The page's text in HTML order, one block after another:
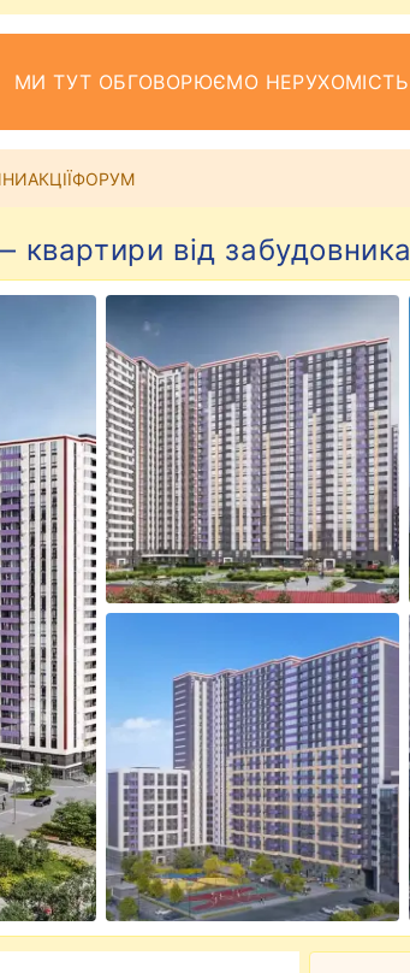
МИ ТУТ ОБГОВОРЮЄМО НЕРУХОМІСТЬ
АКЦІЇФОРУМ
від забудовника